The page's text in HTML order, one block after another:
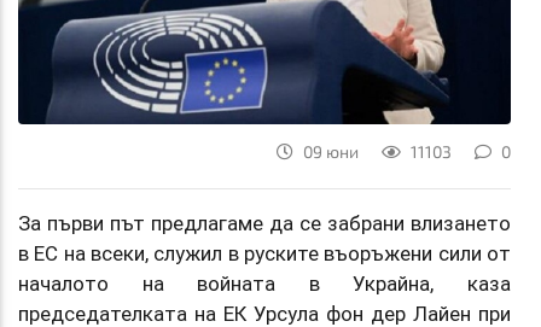
09 юни 11103 0
За първи път предлагаме да се забрани влизането
в ЕС на всеки, служил в руските въоръжени сили от
началото на войната в Украйна, каза
председателката на ЕК Урсула фон дер Лайен при